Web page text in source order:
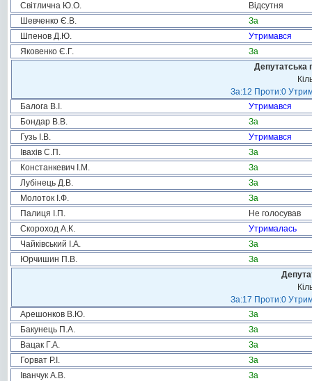
Світлична Ю.О.
Відсутня
Шевченко Є.В.
За
Шпенов Д.Ю.
Утримався
Яковенко Є.Г.
За
Депутатська
За:12 Проти:0
Балога В.І.
Утримався
Бондар В.В.
За
Гузь І.В.
Утримався
Івахів С.П.
За
Констанкевич І.М.
За
Лубінець Д.В.
За
Молоток І.Ф.
За
Палиця І.П.
Не голосував
Скороход А.К.
Утрималась
Чайківський І.А.
За
Юрчишин П.В.
За
За:17 Проти:0
Арешонков В.Ю.
За
Бакунець П.А.
За
Вацак Г.А.
За
Горват Р.І.
За
Іванчук А.В.
За